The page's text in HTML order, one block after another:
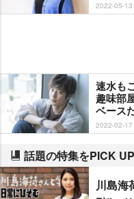
2022-05-13
速水も
趣味部
ベース
2022-02-17
話題の特集をPICK UP
川島海